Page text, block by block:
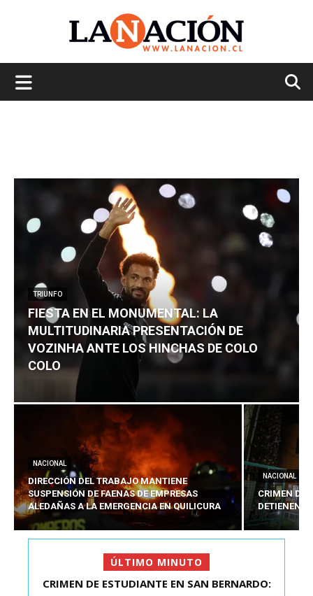
TRIUNFO
FIESTA EN EL MONUMENTAL: LA
MULTITUDINARIA PRESENTACIÓN DE
VOZINHA ANTE LOS HINCHAS DE COLO
COLO
NACIONAL
DIRECCIÓN DEL TRABAJO MANTIENE
SUSPENSIÓN DE FAENAS DE EMPRESAS
ALEDAÑAS A LA EMERGENCIA EN QUILICURA
NACIONAL
CRIMEN DE
DETIENEN
ÚLTIMO MINUTO
CRIMEN DE ESTUDIANTE EN SAN BERNARDO: